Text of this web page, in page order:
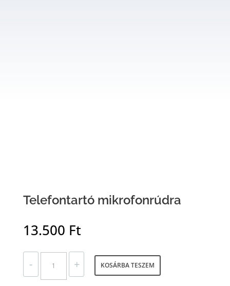
Telefontartó mikrofonrúdra
13.500 Ft
-
TELEFONTARTÓ MIKROFONRÚDRA MENNYISÉG
+ KOSÁRBA TESZEM